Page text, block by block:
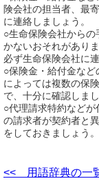
険会社の担当者、最
に連絡しましょう。
○生命保険会社から
かないおそれがあり
必ず生命保険会社に
○保険金・給付金な
によっては複数の保
で、十分に確認しまし
○代理請求特約など
の請求者が契約者と
をしておきましょう。
<< 用語辞典の一